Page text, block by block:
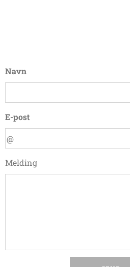
Navn
E-post
Melding